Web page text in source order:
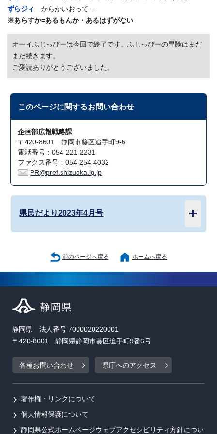
ずらジィ からかいおって…
※あらすか=あるもんか・あるはずがない
オーイふじっぴーは今回で終了です。ふじっぴーの冒険はまだ
まだ続きます。
ご愛読ありがとうございました。
このページに関するお問い合わせ
企画部広報戦略課
〒420-8601 静岡市葵区追手町9-6
電話番号：054-221-2231
ファクス番号：054-254-4032
PR@pref.shizuoka.lg.jp
県民だより2023年4月号
前のページへ戻る ホームへ戻る
静岡県 法人番号 7000020220001
〒420-8601 静岡県静岡市葵区追手町9番6号
各種お問い合わせ 県庁へのアクセス
著作権・リンクについて
個人情報保護について
静岡県公式ホームページウェブアクセシビリティ方針につい